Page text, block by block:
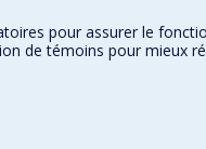
Nos
pour assurer le
de témoins pour mieux